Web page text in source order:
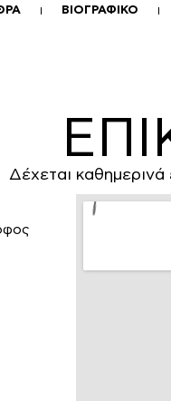
ΒΙΟΓΡΑΦΙΚΟ
Δέχεται